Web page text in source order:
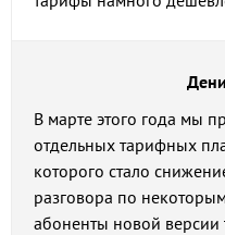
В марте этого года мы
отдельных тарифных
которого стало
разговора по
абоненты новой версии